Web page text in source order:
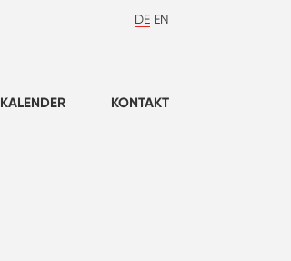
DE EN
KALENDER KONTAKT